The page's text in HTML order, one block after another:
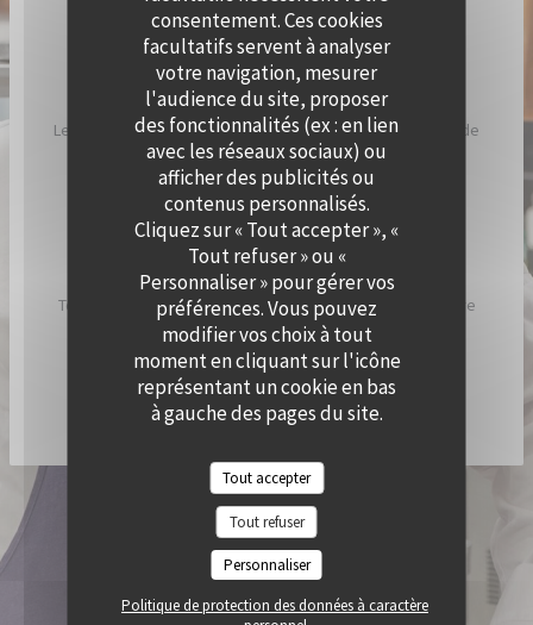
consentement. Ces cookies
facultatifs servent à analyser
votre navigation, mesurer
l'audience du site, proposer
des fonctionnalités (ex : en lien
avec les réseaux sociaux) ou
afficher des publicités ou
contenus personnalisés.
Cliquez sur « Tout accepter », «
Tout refuser » ou «
Personnaliser » pour gérer vos
préférences. Vous pouvez
modifier vos choix à tout
moment en cliquant sur l'icône
représentant un cookie en bas
à gauche des pages du site.
Tout accepter
Tout refuser
Personnaliser
Politique de protection des données à caractère
LE CHEF ALEXY ALGAR-DENOS S’INSTALLE À QUAI
OUEST LE TEMPS D’UN ÉTÉ !
Le Chef a imaginé Cramat’, comme un restaurant de bord de
plage, inspiré par ses racines catalanes et son humeur
ensoleillée.
Chez Cramat’, la cuisine sent bon l’été et est pleine de
saveurs et de gourmandises.
Tous les jours, nous allumons nos braséros pour vous faire
découvrir les spécialités du chef !
DÉCOUVRIR / RÉSERVER CRAMAT'
© 2026 QUAI OUEST — CRÉATION DE SITE INTERNET RESTAURANT AVEC
ZENCHEF((OUVRE UNE NOUVELLE FENÊTRE))
MENTIONS LÉGALES
((OUVRE UNE NOUVELLE FENÊTRE))
CGU
((OUVRE UNE NOUVELLE
POLITIQUE DE PROTECTION DES DONNÉES À CARACTÈRE PERSONNEL
((OUVRE UNE NOUVELLE FENÊTRE))
POLITIQUE DE COOKIES
ACCESSIBILITE